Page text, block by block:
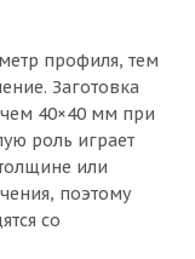
профиля, тем
Заготовка
40×40 мм при
роль играет
или
поэтому
со